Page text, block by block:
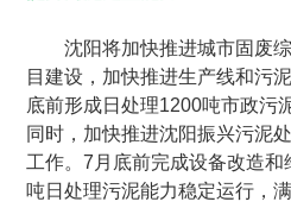
沈阳将加快推进城市固废综
目建设，加快推进生产线和污
底前形成日处理1200吨市政污
同时，加快推进沈阳振兴污泥
工作。7月底前完成设备改造
吨日处理污泥能力稳定运行，